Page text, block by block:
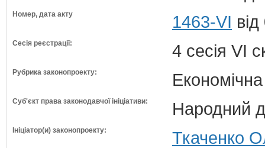
Номер, дата акту 1463-VI
Сесія реєстрації: 4 сесія VI
Рубрика законопроекту:
Суб'єкт права законодавчої ініціативи: Народний
Ініціатор(и) законопроекту: Ткаченко